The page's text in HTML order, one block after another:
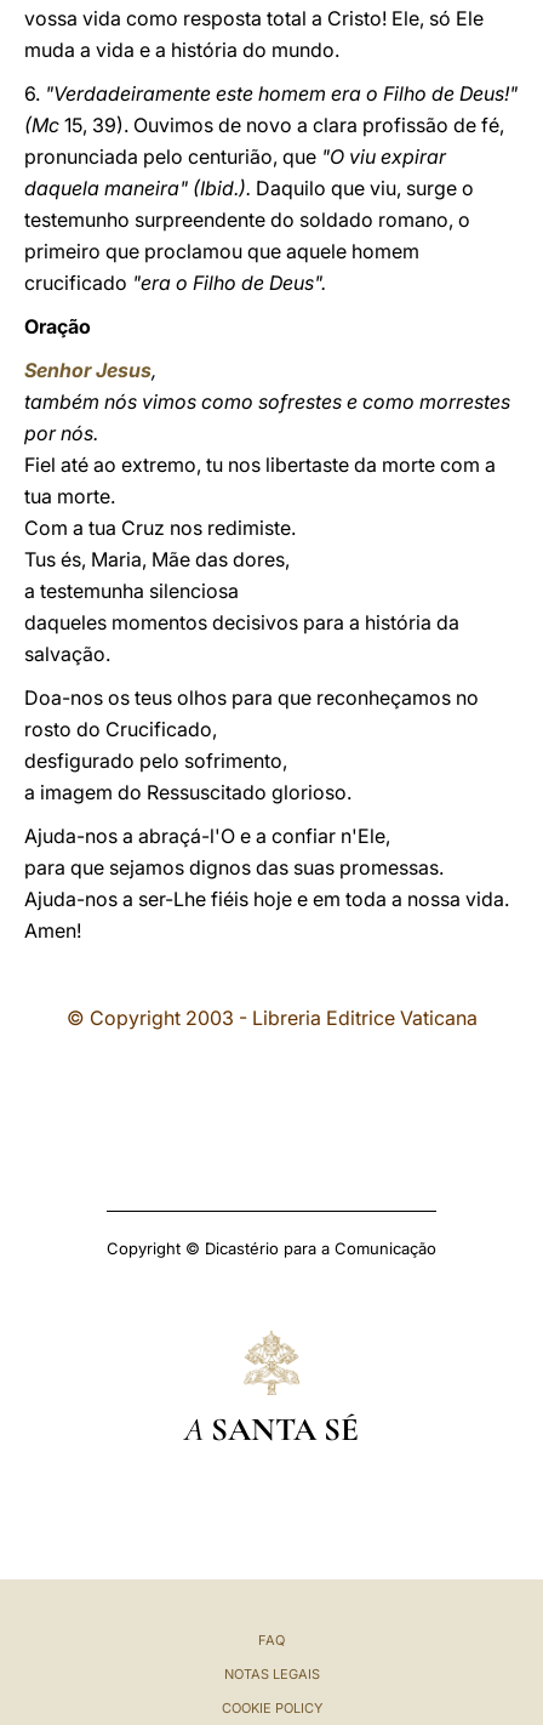
vossa vida como resposta total a Cristo! Ele, só Ele
muda a vida e a história do mundo.
6. "Verdadeiramente este homem era o Filho de Deus!"
(Mc 15, 39). Ouvimos de novo a clara profissão de fé,
pronunciada pelo centurião, que "O viu expirar
daquela maneira" (Ibid.). Daquilo que viu, surge o
testemunho surpreendente do soldado romano, o
primeiro que proclamou que aquele homem
crucificado "era o Filho de Deus".
Oração
Senhor Jesus,
também nós vimos como sofrestes e como morrestes
por nós.
Fiel até ao extremo, tu nos libertaste da morte com a
tua morte.
Com a tua Cruz nos redimiste.
Tus és, Maria, Mãe das dores,
a testemunha silenciosa
daqueles momentos decisivos para a história da
salvação.
Doa-nos os teus olhos para que reconheçamos no
rosto do Crucificado,
desfigurado pelo sofrimento,
a imagem do Ressuscitado glorioso.
Ajuda-nos a abraçá-l'O e a confiar n'Ele,
para que sejamos dignos das suas promessas.
Ajuda-nos a ser-Lhe fiéis hoje e em toda a nossa vida.
Amen!
© Copyright 2003 - Libreria Editrice Vaticana
Copyright © Dicastério para a Comunicação
A SANTA SÉ
FAQ
NOTAS LEGAIS
COOKIE POLICY